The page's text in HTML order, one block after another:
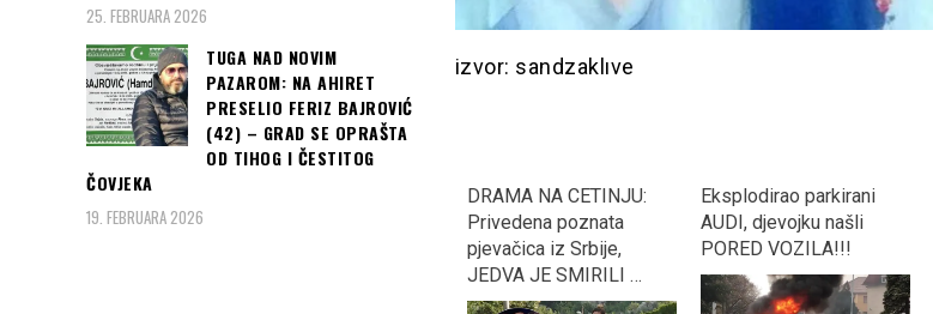
izvor: sandzaklıve
Nasrnuo nožem na
policiju, policajac ga
Eksplodirao parkirani
AUDI, djevojku našli
PORED VOZILA!!!
DOLIJAO BAHATI
VOZAČ BIJELOG
LAMBORGINIJA: Pauk
krenuo da mu digne
auto…
25. FEBRUARA 2026
TUGA NAD NOVIM
PAZAROM: NA AHIRET
PRESELIO FERIZ BAJROVIĆ
(42) – GRAD SE OPRAŠTA
OD TIHOG I ČESTITOG
ČOVJEKA
19. FEBRUARA 2026